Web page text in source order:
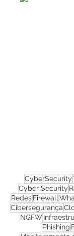
CyberSecurity
Cyber Security
RedesFirewall
Cibersegurança